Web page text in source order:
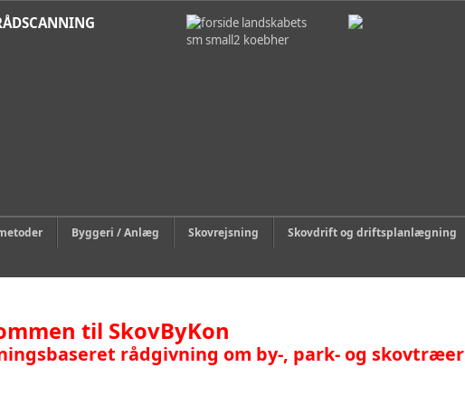
Byggeri / Anlæg Skovrejsning Skovdrift og driftsplanlægning
til SkovByKon
rådgivning om by-, park- og skovtræer